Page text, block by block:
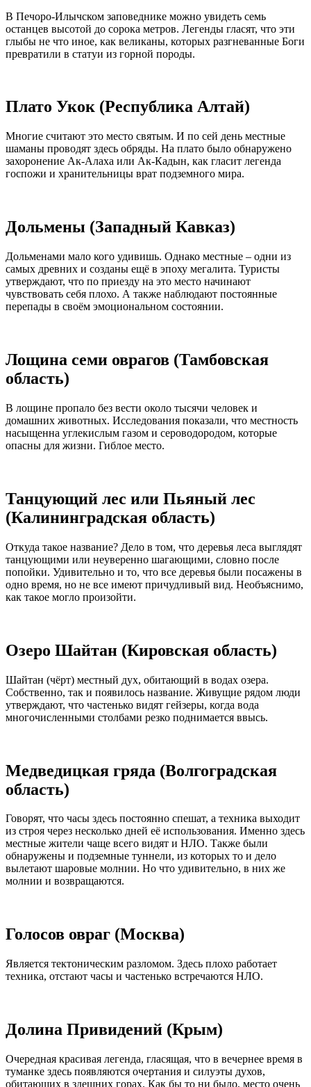
В Печоро-Илычском заповеднике можно увидеть семь
останцев высотой до сорока метров. Легенды гласят, что эти
глыбы не что иное, как великаны, которых разгневанные Боги
превратили в статуи из горной породы.
Плато Укок (Республика Алтай)
Многие считают это место святым. И по сей день местные
шаманы проводят здесь обряды. На плато было обнаружено
захоронение Ак-Алаха или Ак-Кадын, как гласит легенда
госпожи и хранительницы врат подземного мира.
Дольмены (Западный Кавказ)
Дольменами мало кого удивишь. Однако местные – одни из
самых древних и созданы ещё в эпоху мегалита. Туристы
утверждают, что по приезду на это место начинают
чувствовать себя плохо. А также наблюдают постоянные
перепады в своём эмоциональном состоянии.
Лощина семи оврагов (Тамбовская
область)
В лощине пропало без вести около тысячи человек и
домашних животных. Исследования показали, что местность
насыщенна углекислым газом и сероводородом, которые
опасны для жизни. Гиблое место.
Танцующий лес или Пьяный лес
(Калининградская область)
Откуда такое название? Дело в том, что деревья леса выглядят
танцующими или неуверенно шагающими, словно после
попойки. Удивительно и то, что все деревья были посажены в
одно время, но не все имеют причудливый вид. Необъяснимо,
как такое могло произойти.
Озеро Шайтан (Кировская область)
Шайтан (чёрт) местный дух, обитающий в водах озера.
Собственно, так и появилось название. Живущие рядом люди
утверждают, что частенько видят гейзеры, когда вода
многочисленными столбами резко поднимается ввысь.
Медведицкая гряда (Волгоградская
область)
Говорят, что часы здесь постоянно спешат, а техника выходит
из строя через несколько дней её использования. Именно здесь
местные жители чаще всего видят и НЛО. Также были
обнаружены и подземные туннели, из которых то и дело
вылетают шаровые молнии. Но что удивительно, в них же
молнии и возвращаются.
Голосов овраг (Москва)
Является тектоническим разломом. Здесь плохо работает
техника, отстают часы и частенько встречаются НЛО.
Долина Привидений (Крым)
Очередная красивая легенда, гласящая, что в вечернее время в
туманке здесь появляются очертания и силуэты духов,
обитающих в здешних горах. Как бы то ни было, место очень